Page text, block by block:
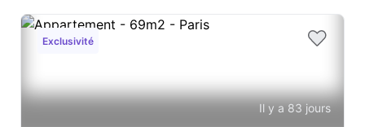
Exclusivité
Il y a 83 jours